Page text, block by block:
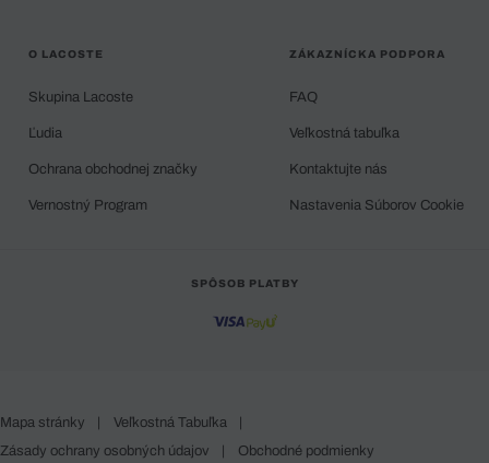
O LACOSTE
Skupina Lacoste
Ľudia
Ochrana obchodnej značky
Vernostný Program
ZÁKAZNÍCKA PODPORA
FAQ
Veľkostná tabuľka
Kontaktujte nás
Nastavenia Súborov Cookie
SPÔSOB PLATBY
Mapa stránky | Veľkostná Tabuľka
|
Zásady ochrany osobných údajov
| Obchodné podmienky